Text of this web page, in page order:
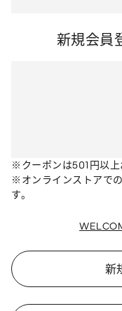
新規会員
※クーポンは501円以上
※オンラインストアで
す。
新